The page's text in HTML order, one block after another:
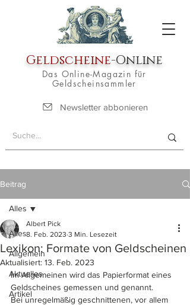
Geldscheine-Online
Das Online-Magazin für
Geldscheinsammler
Newsletter abbonieren
Beitrag
Alles
Allgemein
Aktuelles
Artikel
Alles
Lexikon: Formate von Geldscheinen
Albert Pick
8. Feb. 2023 3 Min. Lesezeit
Aktualisiert: 13. Feb. 2023
Im Allgemeinen wird das Papierformat eines
Geldscheines gemessen und genannt.
Bei unregelmäßig geschnittenen, vor allem